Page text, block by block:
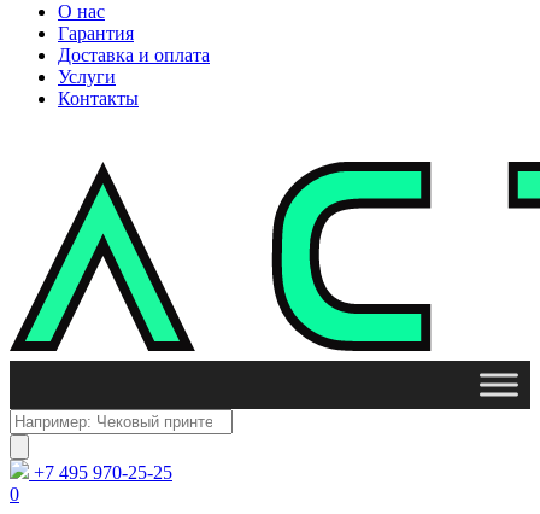
О нас
Гарантия
Доставка и оплата
Услуги
Контакты
Поиск
товаров
+7 495 970-25-25
0